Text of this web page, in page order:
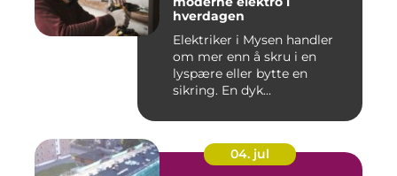
hverdagen
Elektriker i Mysen handler
om mer enn å skru i en
lyspære eller bytte en
sikring. En dyk...
04. jul